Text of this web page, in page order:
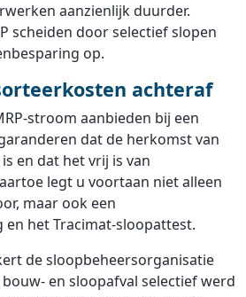
aanzienlijk duurder.
scheiden door selectief slopen
op.
achteraf
stroom aanbieden bij een
dat de herkomst van
en dat het vrij is van
legt u voortaan niet alleen
maar ook een
het Tracimat-sloopattest.
de sloopbeheersorganisatie
en sloopafval selectief werd